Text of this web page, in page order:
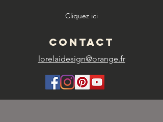
Cliquez ici
CONTACT
lorelaidesign@orange.fr